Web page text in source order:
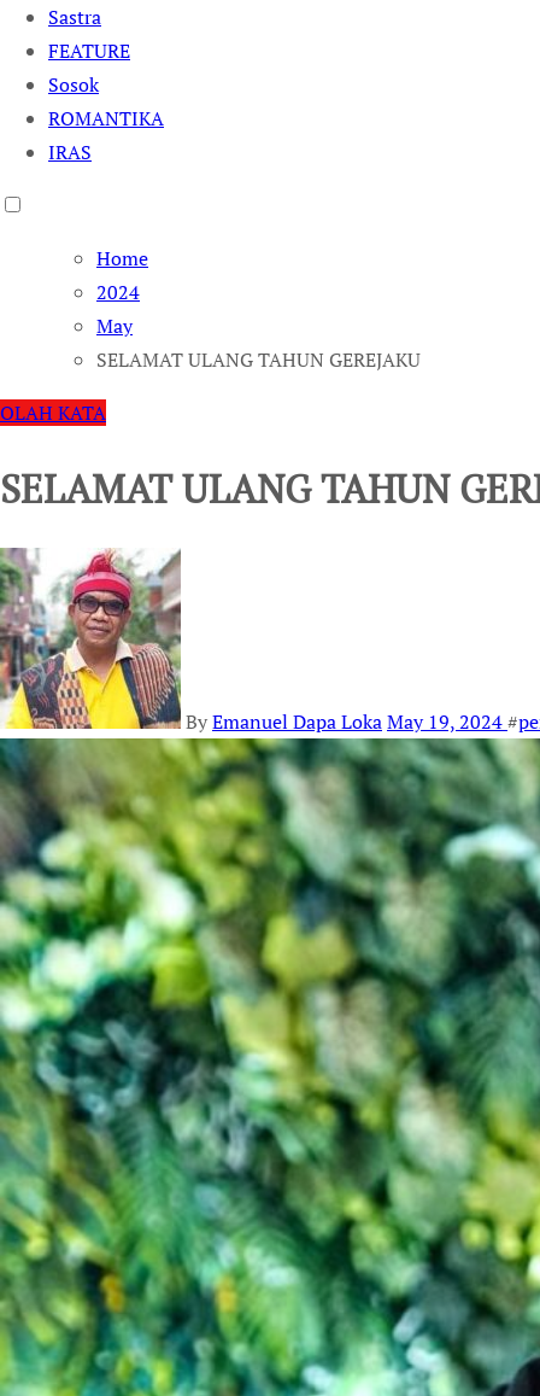
Sastra
FEATURE
Sosok
ROMANTIKA
IRAS
Home
2024
May
SELAMAT ULANG TAHUN GEREJAKU
OLAH KATA
SELAMAT ULANG TAHUN
ByEmanuel Dapa LokaMay 19, 2024#